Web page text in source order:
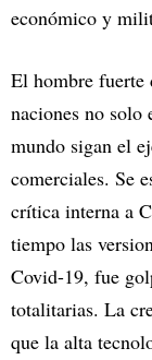
económico y
El hombre fuerte
naciones no solo
mundo sigan el
comerciales. Se
crítica interna a
tiempo las
Covid-19, fue
totalitarias. La
que la alta